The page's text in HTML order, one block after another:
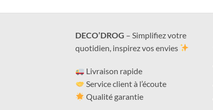
DECO’DROG – Simplifiez votre
quotidien, inspirez vos envies
Livraison rapide
Service client à l’écoute
Qualité garantie